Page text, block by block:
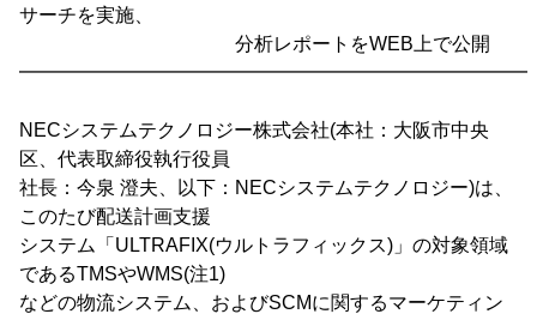
サーチを実施、
分析レポートをWEB上で公開
NECシステムテクノロジー株式会社(本社：大阪市中央
区、代表取締役執行役員
社長：今泉 澄夫、以下：NECシステムテクノロジー)は、
このたび配送計画支援
システム「ULTRAFIX(ウルトラフィックス)」の対象領域
であるTMSやWMS(注1)
などの物流システム、およびSCMに関するマーケティン